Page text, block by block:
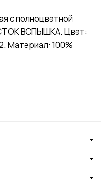
с полноцветной
ВСПЫШКА. Цвет:
Материал: 100%